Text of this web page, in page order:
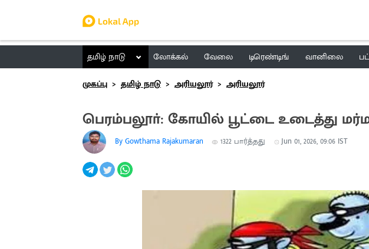
தமிழ் நாடு லோக்கல் வேலை டிரெண்டிங் வானிலை
முகப்பு
தமிழ் நாடு அரியலூர் அரியலூர்
பெரம்பலூா்: கோயில் பூட்டை உடைத்து
By Gowthama Rajakumaran 1322 பார்த்தது Jun 01, 2026, 09:06 IST